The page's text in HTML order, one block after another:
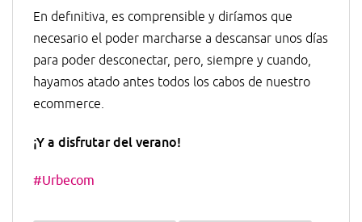
En definitiva, es comprensible y diríamos que
necesario el poder marcharse a descansar unos días
para poder desconectar, pero, siempre y cuando,
hayamos atado antes todos los cabos de nuestro
ecommerce.
¡Y a disfrutar del verano!
#Urbecom